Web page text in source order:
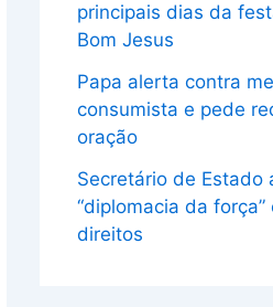
principais dias da
Bom Jesus
Papa alerta contra
consumista e pede
oração
Secretário de Estado
“diplomacia da
direitos